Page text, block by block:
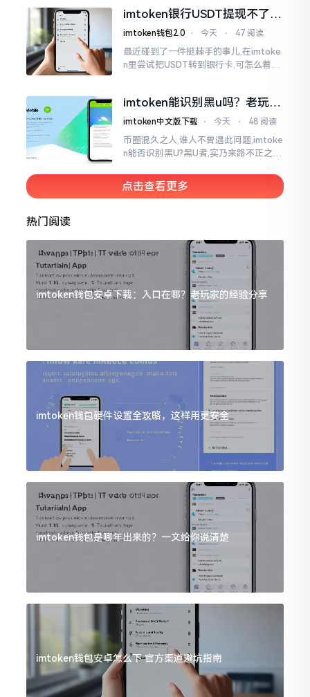
我也疑惑过一阵子
imtoken银行USDT提现不了？
这几个法子能帮你搞定
imtoken钱包2.0 ⋅ 今天 ⋅ 47 阅读
最近碰到了一件挺棘手的事儿,在imtoke
n里尝试把USDT转到银行卡,可怎么着都
么时长
imtoken能识别黑u吗？老玩家
告诉你真相
imtoken中文版下载 ⋅ 今天 ⋅ 48 阅读
币圈混久之人,谁人不曾遇此问题,imtoke
n能否识别黑U?黑U者,实乃来路不正之钱
一类,诸多之人害怕收黑U致己惹于麻烦
点击查看更多
热门阅读
imtoken钱包安卓下载：入口在哪？老玩家的经验分享
imtoken钱包硬件设置全攻略，这样用更安全
imtoken钱包是哪年出来的？一文给你说清楚
imtoken钱包安卓怎么下 官方渠道避坑指南